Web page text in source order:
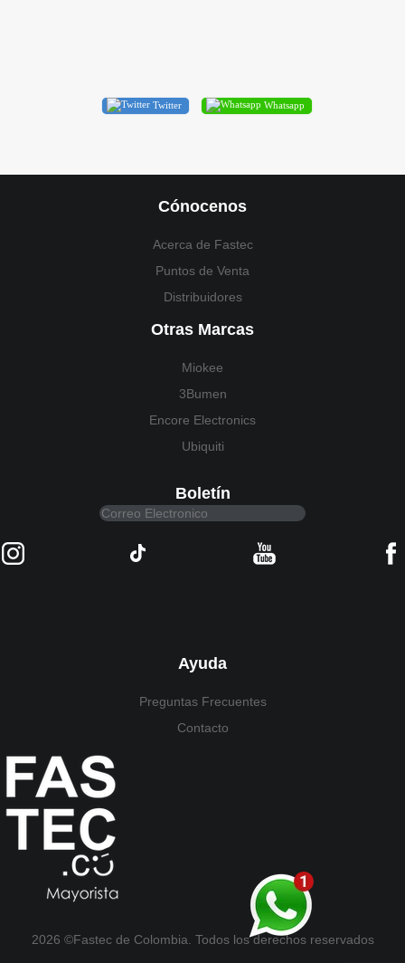
Twitter Whatsapp
Cónocenos
Acerca de Fastec
Puntos de Venta
Distribuidores
Otras Marcas
Miokee
3Bumen
Encore Electronics
Ubiquiti
Boletín
Ayuda
Preguntas Frecuentes
Contacto
2026 ©Fastec de Colombia. Todos los derechos reservados